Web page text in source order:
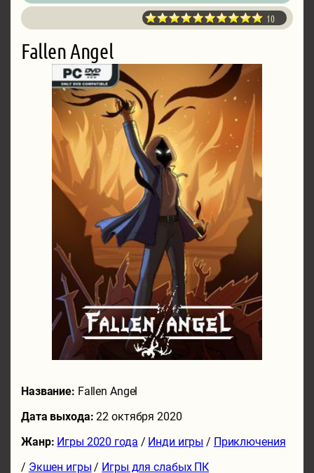
10
Fallen Angel
Название: Fallen Angel
Дата выхода:22 октября 2020
Жанр: Игры 2020 года / Инди игры / Приключения
/ Экшен игры / Игры для слабых ПК